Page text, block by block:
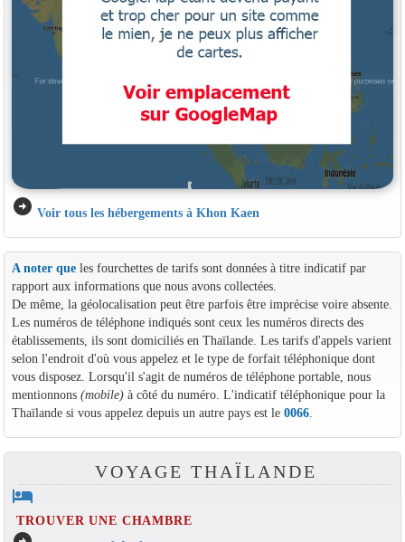
arrow_circle_right Voir tous les hébergements à Khon Kaen
A noter queles fourchettes de tarifs sont données à titre indicatif par
rapport aux informations que nous avons collectées.
De même, la géolocalisation peut être parfois être imprécise voire absente.
Les numéros de téléphone indiqués sont ceux les numéros directs des
établissements, ils sont domiciliés en Thaïlande. Les tarifs d'appels varient
selon l'endroit d'où vous appelez et le type de forfait téléphonique dont
vous disposez. Lorsqu'il s'agit de numéros de téléphone portable, nous
mentionnons (mobile)à côté du numéro. L'indicatif téléphonique pour la
Thaïlande si vous appelez depuis un autre pays est le 0066.
VOYAGE THAÏLANDE
hotel
TROUVER UNE CHAMBRE